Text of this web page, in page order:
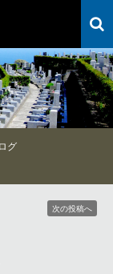
グ
次の投稿へ